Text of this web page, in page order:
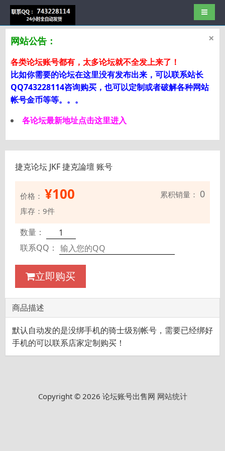
导航切
×
网站公告：
各类论坛账号都有，太多论坛就不全发上来了！
比如你需要的论坛在这里没有发布出来，可以联系站长
QQ743228114咨询购买，也可以定制或者破解各种网站
帐号金币等等。。。
各论坛最新地址点击这里进入
捷克论坛 JKF 捷克論壇 账号
价格： ¥100 累积销量： 0
库存：9件
数量：
联系QQ：
立即购买
商品描述
默认自动发的是没绑手机的骑士级别帐号，需要已经绑好
手机的可以联系店家定制购买！
Copyright © 2026 论坛账号出售网 网站统计